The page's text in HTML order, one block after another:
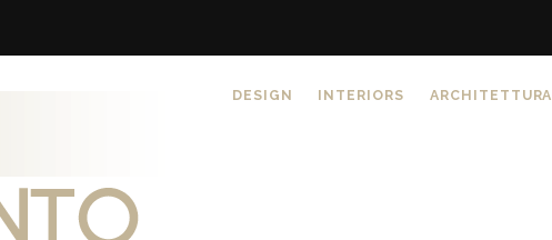
DESIGN INTERIORS ARCHITETTURA